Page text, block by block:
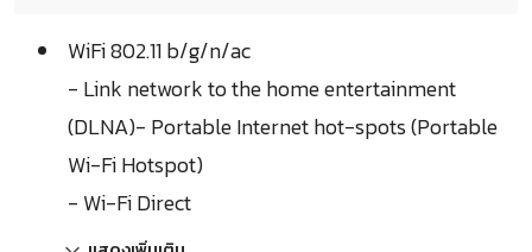
WiFi 802.11 b/g/n/ac
- Link network to the home entertainment
(DLNA)- Portable Internet hot-spots (Portable
Wi-Fi Hotspot)
- Wi-Fi Direct